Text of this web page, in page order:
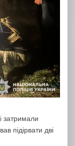
затримали
підірвати дві